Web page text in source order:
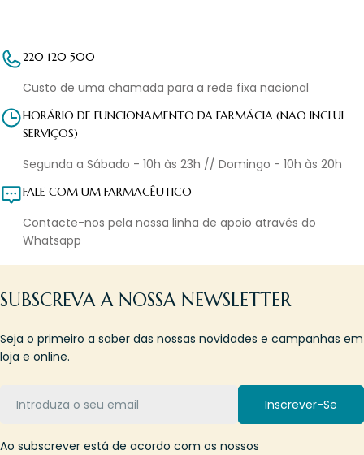
220 120 500
Custo de uma chamada para a rede fixa nacional
HORÁRIO DE FUNCIONAMENTO DA FARMÁCIA (NÃO INCLUI
SERVIÇOS)
Segunda a Sábado - 10h às 23h // Domingo - 10h às 20h
FALE COM UM FARMACÊUTICO
Contacte-nos pela nossa linha de apoio através do
Whatsapp
SUBSCREVA A NOSSA NEWSLETTER
Seja o primeiro a saber das nossas novidades e campanhas em
loja e online.
Inscrever-Se
Ao subscrever está de acordo com os nossos